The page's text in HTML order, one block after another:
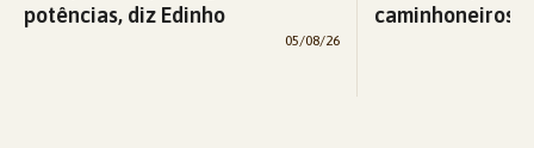
potências, diz Edinho
05/08/26
caminhoneiros